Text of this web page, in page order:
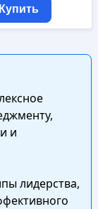
Купить
и
лидерства,